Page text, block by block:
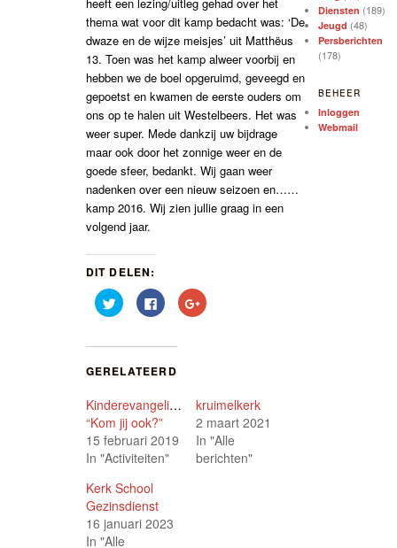
thema wat voor dit kamp bedacht was: ‘De
dwaze en de wijze meisjes’ uit Matthëus
13. Toen was het kamp alweer voorbij en
hebben we de boel opgeruimd, geveegd en
gepoetst en kwamen de eerste ouders om
ons op te halen uit Westelbeers. Het was
weer super. Mede dankzij uw bijdrage
maar ook door het zonnige weer en de
goede sfeer, bedankt. Wij gaan weer
nadenken over een nieuw seizoen en……
kamp 2016. Wij zien jullie graag in een
volgend jaar.
DIT DELEN:
Klik
om
in
venster
geopend)
Klik
om
in
venster
geopend)
Klik
om
venster
geopend)
GERELATEERD
Kinderevangelisatie
“Kom jij ook?”
15 februari 2019
In "Activiteiten"
kruimelkerk
2 maart 2021
In "Alle
berichten"
Kerk School
Gezinsdienst
16 januari 2023
In "Alle
Diensten (189)
Jeugd (48)
Persberichten
(178)
BEHEER
Inloggen
Webmail